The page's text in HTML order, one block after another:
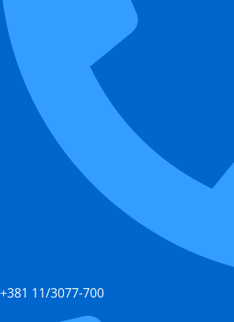
+381 11/3077-700